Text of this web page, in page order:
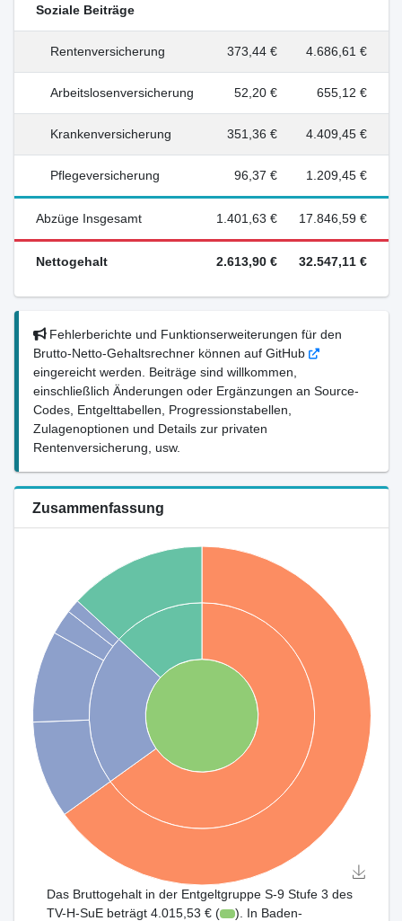
Soziale Beiträge
Rentenversicherung 373,44 € 4.686,61 €
Arbeitslosenversicherung 52,20 € 655,12 €
Krankenversicherung 351,36 € 4.409,45 €
Pflegeversicherung 96,37 € 1.209,45 €
Abzüge Insgesamt 1.401,63 € 17.846,59 €
Nettogehalt 2.613,90 € 32.547,11 €
Fehlerberichte und Funktionserweiterungen für den
Brutto-Netto-Gehaltsrechner können auf GitHub
eingereicht werden. Beiträge sind willkommen,
einschließlich Änderungen oder Ergänzungen an Source-
Codes, Entgelttabellen, Progressionstabellen,
Zulagenoptionen und Details zur privaten
Rentenversicherung, usw.
Zusammenfassung
Das Bruttogehalt in der Entgeltgruppe S-9 Stufe 3 des
TV-H-SuE beträgt 4.015,53 € (
). In Baden-